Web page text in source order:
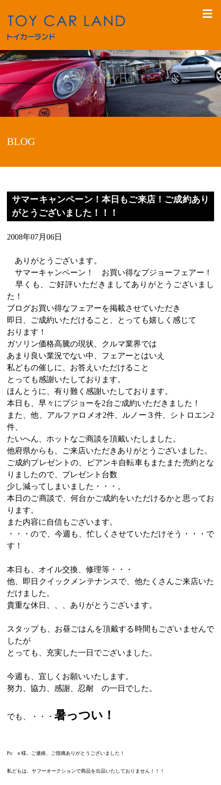
BLOG
サマーキャンペーン！本日もご来店！ご成約あり
がとうございました！！！
2008年07月06日
ありがとうございます。
サマーキャンペーン！ お買い得なプジョーフェアー！
早くも、ご好評いただきましてありがとうございまし
た！
ブログお買い得なフェアーを掲載させていただき
即日、ご成約いただけること、とっても嬉しく感じて
おります！
ガソリン価格高騰の現状、クルマ業界では
あまり良い業況でない中、フェアーとはいえ
私どもの催しに、お答えいただけること
とっても感謝いたしております。
ほんとうに、有り難く感謝いたしております。
本日も、早々にプジョーを2台ご成約いただきました！
また、他、アルファロメオ2件、ルノー３件、シトロエン2
件、
たいへん、ホットなご商談を頂戴いたしました。
他府県からも、ご来店いただきありがとうございました。
ご成約プレゼントの、ビアンキ自転車もまたまた売約とな
りましたので、プレゼント台数
少し減ってしまいました・・・。
本日のご商談で、何台かご成約をいただけるかと思ってお
ります。
また内容に自信もございます。
・・・ので、今週も、忙しくさせていただけそう・・・で
す！
本日も、オイル交換、修理等・・・
他、即日クイックメンテナンスで、他たくさんご来店いた
だけました。
貴重な休日、、、ありがとうございます。
スタップも、お昼ごはんを頂戴する時間もございませんで
したが
とっても、充実した一日でございました。
今週も、宜しくお願いいたします。
努力、協力、感謝、忍耐 の一日でした。
でも、・・・ 暑っつい！
Ps: ｓ様。ご連絡、ご指摘ありがとうございました！
私どもは、ヤフーオークションで商品を出品いたしておりません！！！